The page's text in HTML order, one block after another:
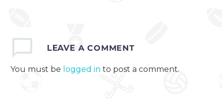
LEAVE A COMMENT
You must be logged in to post a comment.